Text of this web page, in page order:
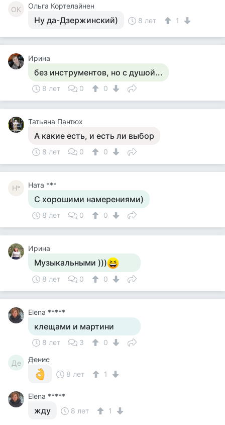
ОК Ольга Кортелайнен
Ну да-Дзержинский) 8 лет 1
Ирина
без инструментов, но с душой...
8 лет 0 0
Татьяна Пантюх
А какие есть, и есть ли выбор
8 лет 0 0
Н* Ната ***
С хорошими намерениями)
8 лет 0 0
Ирина
Музыкальными )))
8 лет 0 0
Elena *****
клещами и мартини
8 лет 3 0
Де
Денис
8 лет
1
Elena *****
жду 8 лет 1